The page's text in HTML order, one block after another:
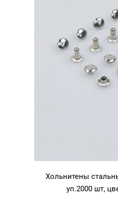
Хольнитены
уп.2000 шт,